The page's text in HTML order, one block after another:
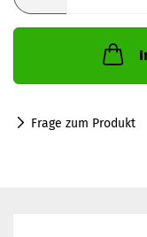
Frage zum Produkt